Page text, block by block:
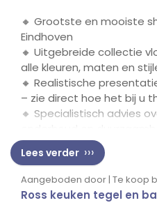
🔸 Grootste en mooiste
Eindhoven
🔸 Uitgebreide collectie
alle kleuren, maten en
🔸 Realistische
– zie direct hoe het bij u
🔸 Specialistisch advies
🔸 Professionele plaatsing
tegelzetters
Laat u, in onze stijlvolle
de moderne en
Lees verder
Aangeboden door | Te koop
Ross keuken tegel en